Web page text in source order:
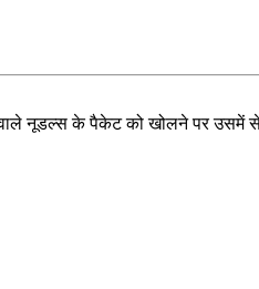
वाले नूडल्स के पैकेट को खोलने पर उसमें